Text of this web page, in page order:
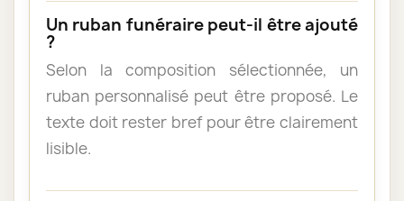
Un ruban funéraire peut-il être ajouté
?
Selon la composition sélectionnée, un
ruban personnalisé peut être proposé. Le
texte doit rester bref pour être clairement
lisible.